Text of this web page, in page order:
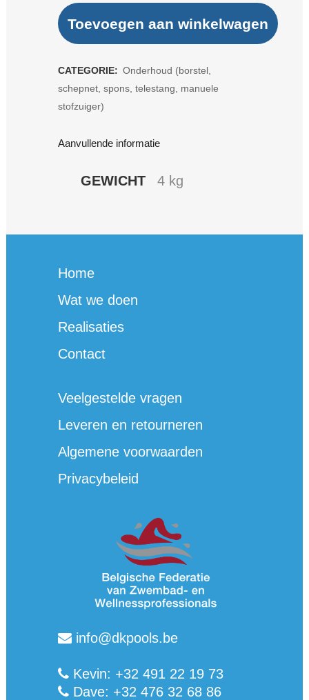
drijfslang
wit
-
15.0m
diameter
Toevoegen aan winkelwagen
CATEGORIE: Onderhoud (borstel,
schepnet, spons, telestang, manuele
stofzuiger)
Aanvullende informatie
GEWICHT 4 kg
Home
Wat we doen
Realisaties
Contact
Veelgestelde vragen
Leveren en retourneren
Algemene voorwaarden
Privacybeleid
info@dkpools.be
Kevin: +32 491 22 19 73
Dave: +32 476 32 68 86